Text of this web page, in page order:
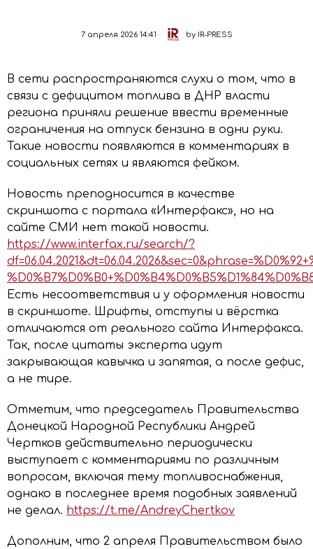
7 апреля 2026 14:41 by IR-PRESS
В сети распространяются слухи о том, что в
связи с дефицитом топлива в ДНР власти
региона приняли решение ввести временные
ограничения на отпуск бензина в одни руки.
Такие новости появляются в комментариях в
социальных сетях и являются фейком.
Новость преподносится в качестве
скриншота с портала «Интерфакс», но на
сайте СМИ нет такой новости.
https://www.interfax.ru/search/?
Есть несоответствия и у оформления новости
в скриншоте. Шрифты, отступы и вёрстка
отличаются от реального сайта Интерфакса.
Так, после цитаты эксперта идут
закрывающая кавычка и запятая, а после дефис,
а не тире.
Отметим, что председатель Правительства
Донецкой Народной Республики Андрей
Чертков действительно периодически
выступает с комментариями по различным
вопросам, включая тему топливоснабжения,
однако в последнее время подобных заявлений
не делал. https://t.me/AndreyChertkov
Дополним, что 2 апреля Правительством было